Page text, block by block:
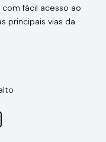
fácil acesso ao
principais vias da